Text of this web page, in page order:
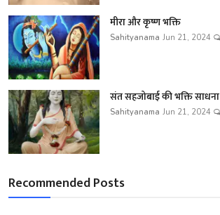
मीरा और कृष्ण भक्ति
Sahityanama Jun 21, 2024
संत सहजोबाई की भक्ति साधना
Sahityanama Jun 21, 2024
Recommended Posts